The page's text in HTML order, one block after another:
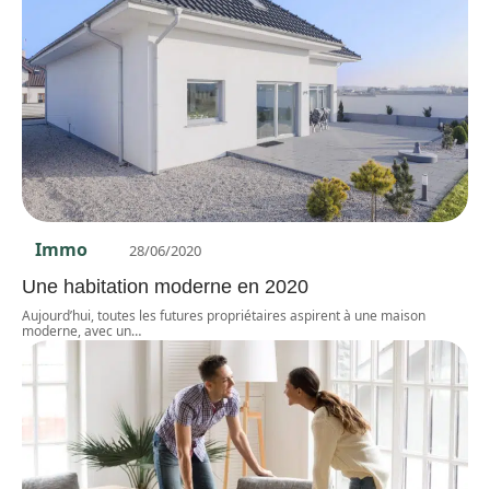
Immo 28/06/2020
Une habitation moderne en 2020
Aujourd’hui, toutes les futures propriétaires aspirent à une maison
moderne, avec un…